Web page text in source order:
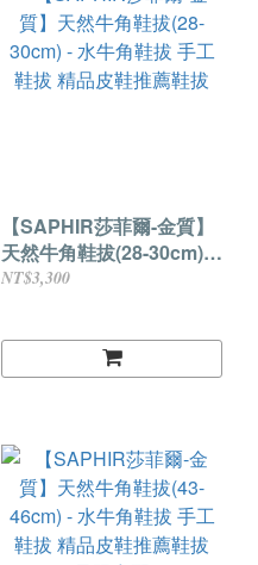
【SAPHIR莎菲爾-金質】
天然牛角鞋拔(28-30cm) -
水牛角鞋拔 手工鞋拔 精品
NT$3,300